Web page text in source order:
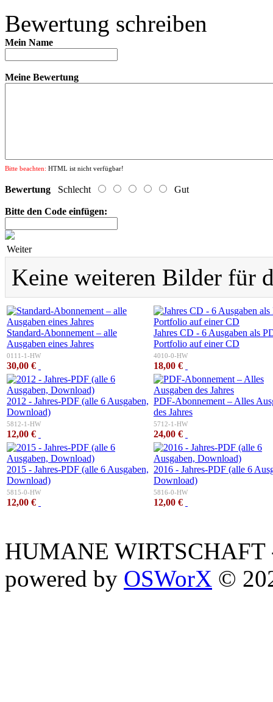
Bewertung schreiben
Mein Name
Meine Bewertung
Bitte beachten: HTML ist nicht verfügbar!
Bewertung Schlecht Gut
Bitte den Code einfügen:
Weiter
Keine weiteren Bilder für
Standard-Abonnement – alle
Ausgaben eines Jahres
0111-1-HW
30,00 €
Jahres CD - 6 Ausgaben als
Portfolio auf einer CD
4010-0-HW
18,00 €
2012 - Jahres-PDF (alle 6 Ausgaben,
Download)
5812-1-HW
12,00 €
PDF-Abonnement – Alles
des Jahres
5712-1-HW
24,00 €
2015 - Jahres-PDF (alle 6 Ausgaben,
Download)
5815-0-HW
12,00 €
2016 - Jahres-PDF (alle 6
Download)
5816-0-HW
12,00 €
HUMANE
powered by OSWorX ©